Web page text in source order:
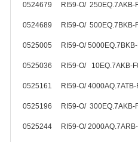
0524679 RI59-O/
0524689 RI59-O/
0525005 RI59-O/
0525036 RI59-O/ 10EQ.7AKB-
0525161 RI59-O/
0525196 RI59-O/
0525244 RI59-O/